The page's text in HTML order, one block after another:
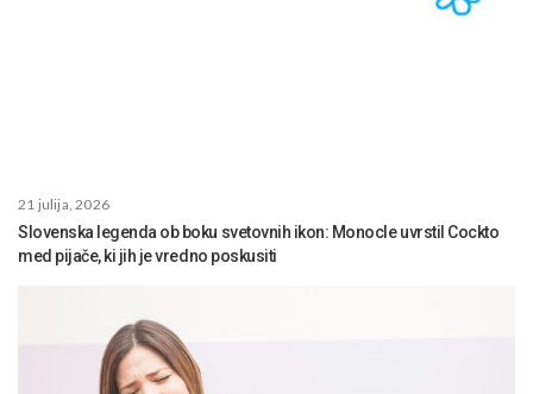
21 julija, 2026
Slovenska legenda ob boku svetovnih ikon: Monocle uvrstil Cockto
med pijače, ki jih je vredno poskusiti